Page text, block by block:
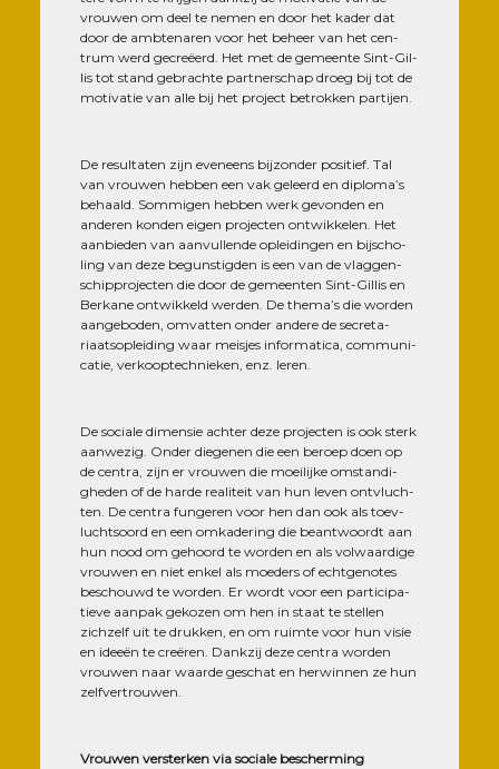
vrou­wen om deel te nemen en door het kader dat
door de amb­te­na­ren voor het beheer van het cen­
trum werd gecreëerd. Het met de gemeente Sint-Gil­
lis tot stand gebrachte part­ner­schap droeg bij tot de
moti­va­tie van alle bij het pro­ject betrok­ken partijen.
De resul­ta­ten zijn eve­neens bij­zon­der posi­tief. Tal
van vrou­wen heb­ben een vak geleerd en diploma’s
behaald. Som­mi­gen heb­ben werk gevon­den en
ande­ren kon­den eigen pro­jec­ten ont­wik­ke­len. Het
aan­bie­den van aan­vul­lende oplei­din­gen en bij­scho­
ling van deze beguns­tig­den is een van de vlag­gen­
schip­pro­jec­ten die door de gemeen­ten Sint-Gil­lis en
Ber­kane ont­wik­keld wer­den. De thema’s die wor­den
aan­ge­bo­den, omvat­ten onder andere de secre­ta­
riaat­so­plei­ding waar meisjes infor­ma­ti­ca, com­mu­ni­
ca­tie, ver­koop­tech­nie­ken, enz. leren.
De sociale dimen­sie ach­ter deze pro­jec­ten is ook sterk
aan­we­zig. Onder die­ge­nen die een beroep doen op
de cen­tra, zijn er vrou­wen die moei­lijke omstan­di­
ghe­den of de harde rea­li­teit van hun leven ontv­luch­
ten. De cen­tra fun­ge­ren voor hen dan ook als toev­
lucht­soord en een omka­de­ring die beant­woordt aan
hun nood om gehoord te wor­den en als vol­waar­dige
vrou­wen en niet enkel als moe­ders of echt­ge­notes
bes­chouwd te wor­den. Er wordt voor een par­ti­ci­pa­
tieve aan­pak geko­zen om hen in staat te stel­len
zich­zelf uit te druk­ken, en om ruimte voor hun visie
en ideeën te creë­ren. Dank­zij deze cen­tra wor­den
vrou­wen naar waarde ges­chat en her­win­nen ze hun
zelfvertrouwen.
Vrou­wen vers­ter­ken via sociale bescherming